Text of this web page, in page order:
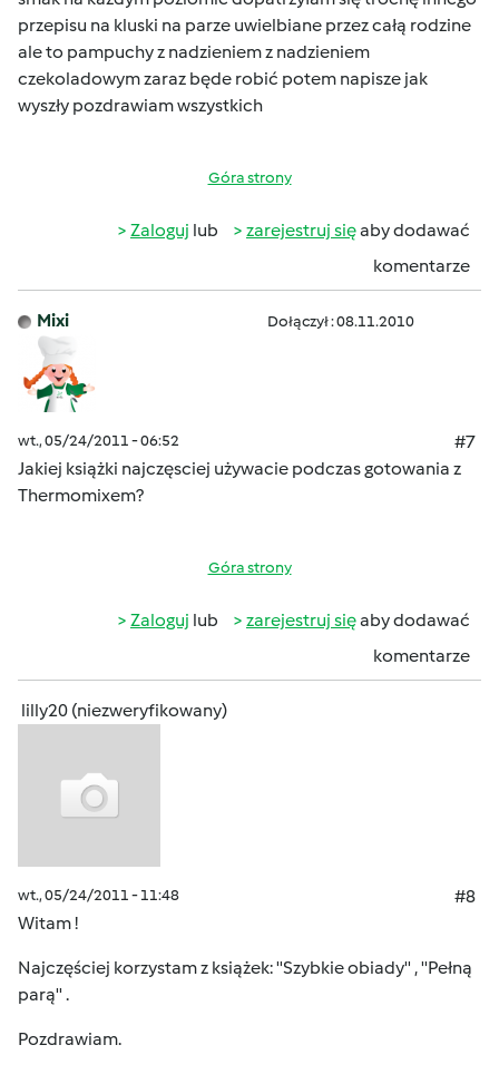
przepisu na kluski na parze uwielbiane przez całą rodzine
ale to pampuchy z nadzieniem z nadzieniem
czekoladowym zaraz będe robić potem napisze jak
wyszły pozdrawiam wszystkich
Góra strony
Zaloguj lub zarejestruj sięaby dodawać
komentarze
Mixi Dołączył : 08.11.2010
wt., 05/24/2011 - 06:52
#7
Jakiej książki najczęsciej używacie podczas gotowania z
Thermomixem?
Góra strony
Zaloguj lub zarejestruj sięaby dodawać
komentarze
lilly20 (niezweryfikowany)
wt., 05/24/2011 - 11:48
#8
Witam !
Najczęściej korzystam z książek: ''Szybkie obiady'' , ''Pełną
parą'' .
Pozdrawiam.